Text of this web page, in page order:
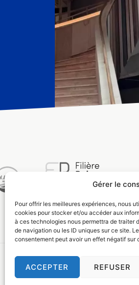
Gérer le
Pour offrir les meilleures expériences, nous
cookies pour stocker et/ou accéder aux
à ces technologies nous permettra de traiter
de navigation ou les ID uniques sur ce site.
consentement peut avoir un effet négatif
ACCEPTER REFUSER